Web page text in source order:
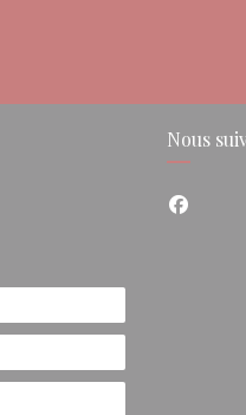
une nouvelle fenêtre))
Nous